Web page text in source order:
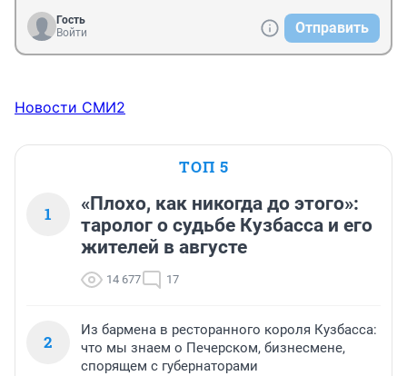
Гость
Войти
Отправить
Новости СМИ2
ТОП 5
1
«Плохо, как никогда до этого»:
таролог о судьбе Кузбасса и его
жителей в августе
14 677 17
2
Из бармена в ресторанного короля Кузбасса:
что мы знаем о Печерском, бизнесмене,
спорящем с губернаторами